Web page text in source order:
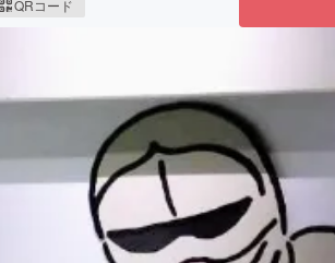
QRコード